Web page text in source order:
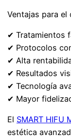
Ventajas para el
✔ Tratamientos
✔ Protocolos
✔ Alta
✔ Resultados
✔ Tecnología
✔ Mayor
El SMART HIFU
estética